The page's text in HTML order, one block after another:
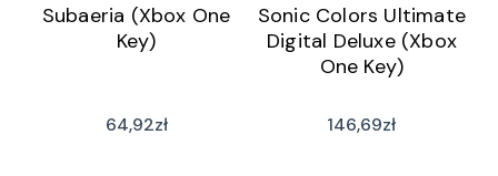
Subaeria (Xbox One
Key)
64,92zł
Sonic Colors Ultimate
Digital Deluxe (Xbox
One Key)
146,69zł